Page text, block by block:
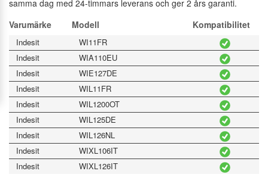
samma dag med 24-timmars leverans och ger 2 års garanti.
Varumärke
Modell Kompatibilitet
Indesit
WI11FR
Indesit
WIA110EU
Indesit
WIE127DE
Indesit
WIL11FR
Indesit
WIL1200OT
Indesit
WIL125DE
Indesit
WIL126NL
Indesit
WIXL106IT
Indesit
WIXL126IT